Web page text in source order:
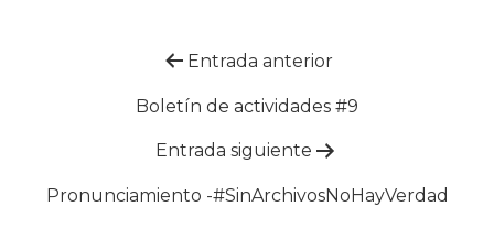
Navegación Entrada anterior
Boletín de actividades #9
Entrada siguiente
Pronunciamiento -#SinArchivosNoHayVerdad